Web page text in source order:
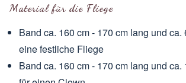
Material für die Fliege
Band ca. 160 cm - 170 cm lang und ca.
eine festliche Fliege
Band ca. 160 cm - 170 cm lang und ca.